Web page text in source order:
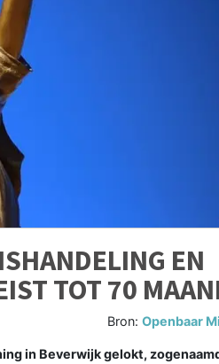
EN
TOT 70
Bron:Openbaar
in Beverwijk gelokt,